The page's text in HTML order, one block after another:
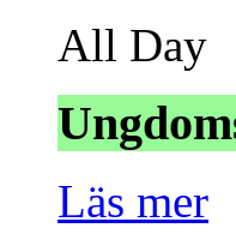
All Day
Läs mer